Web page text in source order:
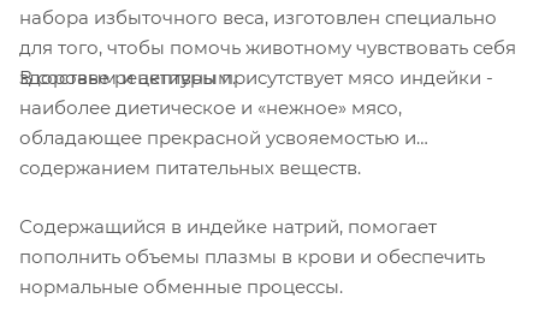
набора избыточного веса, изготовлен специально
для того, чтобы помочь животному чувствовать себя
здоровым и активным.
В составе рецептуры присутствует мясо индейки -
наиболее диетическое и «нежное» мясо,
обладающее прекрасной усвояемостью и
содержанием питательных веществ.
Содержащийся в индейке натрий, помогает
пополнить объемы плазмы в крови и обеспечить
нормальные обменные процессы.